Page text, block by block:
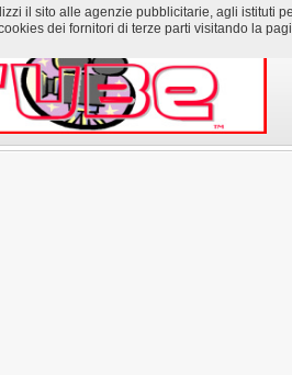
il sito alle agenzie pubblicitarie, agli istituti
dei fornitori di terze parti visitando la